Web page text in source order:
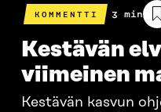
KOMMENTTI
Arvioitu
lukuaika
3 min
Kestävän
viimeinen
Kestävän kasvun